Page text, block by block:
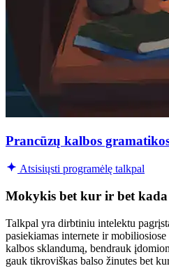
Prancūzų kalbos
Atsisiųsti programėlę talkpal
Mokykis bet kur ir bet kada
Talkpal yra dirbtiniu intelektu
pasiekiamas internete ir
kalbos sklandumą, bendrauk
gauk tikroviškas balso žinutes bet